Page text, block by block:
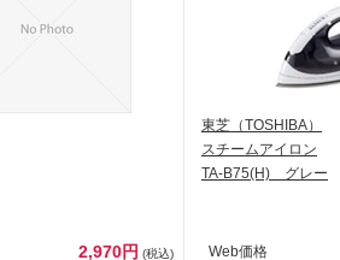
2,970円 (税込)
東芝（TOSHIBA）
スチームアイロン
TA-B75(H) グレー
Web価格